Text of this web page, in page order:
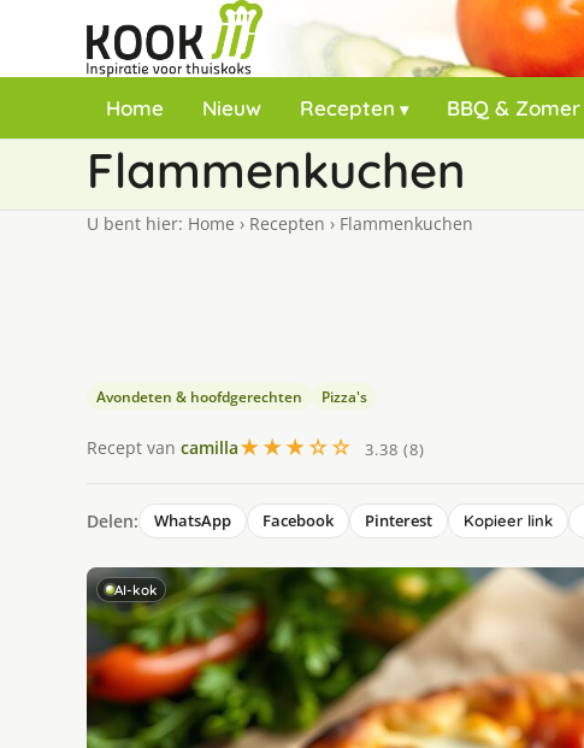
Home Nieuw Recepten BBQ & Zomer
Flammenkuchen
U bent hier: Home › Recepten › Flammenkuchen
Avondeten & hoofdgerechten Pizza's
Recept van camilla★★★☆☆ 3.38 (8)
Delen: WhatsApp Facebook Pinterest Kopieer link
AI-kok